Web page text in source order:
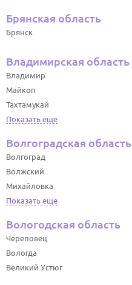
Брянская область
Брянск
Владимирская область
Владимир
Майкоп
Тахтамукай
Показать еще
Волгоградская область
Волгоград
Волжский
Михайловка
Показать еще
Вологодская область
Череповец
Вологда
Великий Устюг